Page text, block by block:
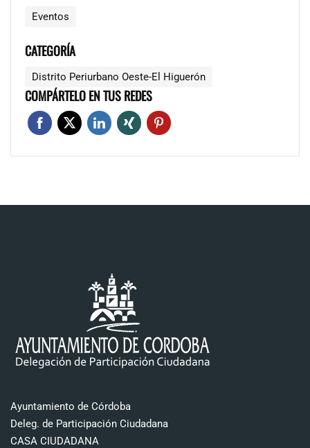
Eventos
CATEGORÍA
Distrito Periurbano Oeste-El Higuerón
COMPÁRTELO EN TUS REDES
Ayuntamiento de Córdoba
Deleg. de Participación Ciudadana
CASA CIUDADANA